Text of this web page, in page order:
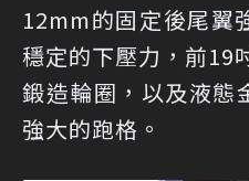
12mm的固定後尾翼
穩定的下壓力，前19
鍛造輪圈，以及液態
強大的跑格。